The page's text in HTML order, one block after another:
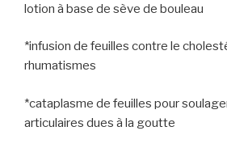
lotion à base de sève de bouleau
*infusion de feuilles contre le
rhumatismes
*cataplasme de feuilles pour
articulaires dues à la goutte